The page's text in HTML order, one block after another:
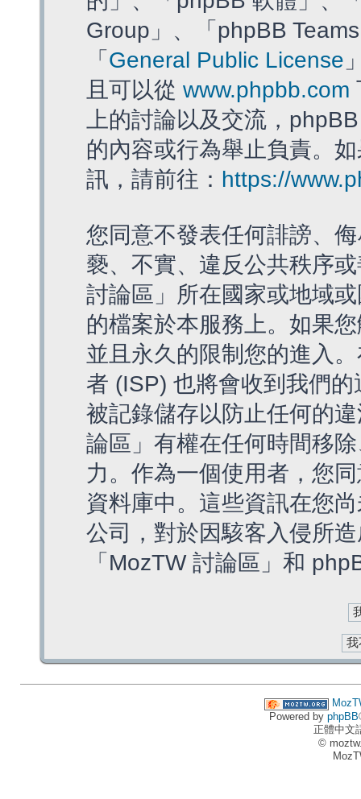
Group」、「phpBB
「 General Public License
且可以從 www.phpbb.com
上的討論以及交流，
的內容或行為舉止負責。
訊，請前往： https://
您同意不發表任何誹謗、
褻、不實、違反公共秩序
討論區」所在國家或地域
的檔案於本服務上。如果
並且永久的限制您的進入
者 (ISP) 也將會收到我們
被記錄儲存以防止任何的
論區」有權在任何時間移
力。作為一個使用者，您
資料庫中。這些資訊在您
公司，對於因駭客入侵所
「MozTW 討論區」和
Powered by phpBB
正體中文
©